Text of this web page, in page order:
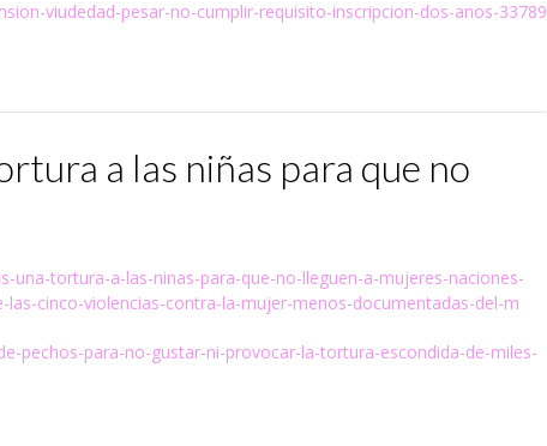
viudedad-pesar-no-cumplir-requisito-inscripcion-dos-anos-33789
a las niñas para que no
tortura-a-las-ninas-para-que-no-lleguen-a-mujeres-naciones-
cinco-violencias-contra-la-mujer-menos-documentadas-del-m
pechos-para-no-gustar-ni-provocar-la-tortura-escondida-de-miles-